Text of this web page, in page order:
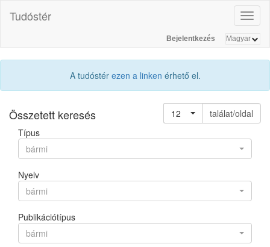
Tudóstér
Bejelentkezés
A tudóstér ezen a linken érhető el.
Összetett keresés 12
találat/oldal
Típus
bármi
Nyelv
bármi
Publikációtípus
bármi